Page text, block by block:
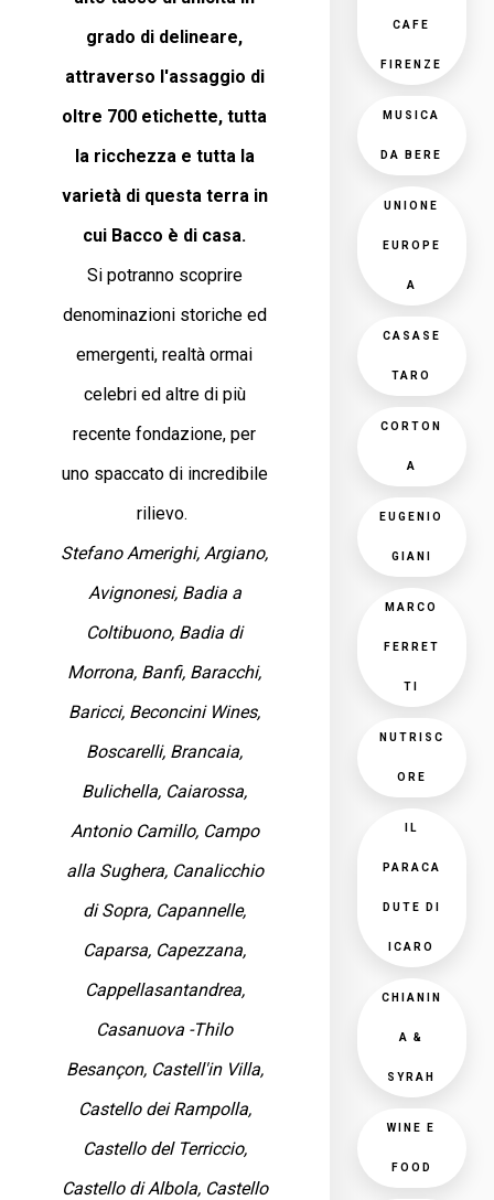
grado di delineare,
attraverso l'assaggio di
oltre 700 etichette, tutta
la ricchezza e tutta la
varietà di questa terra in
cui Bacco è di casa.
Si potranno scoprire
denominazioni storiche ed
emergenti, realtà ormai
celebri ed altre di più
recente fondazione, per
uno spaccato di incredibile
rilievo.
Stefano Amerighi, Argiano,
Avignonesi, Badia a
Coltibuono, Badia di
Morrona, Banfi, Baracchi,
Baricci, Beconcini Wines,
Boscarelli, Brancaia,
Bulichella, Caiarossa,
Antonio Camillo, Campo
alla Sughera, Canalicchio
di Sopra, Capannelle,
Caparsa, Capezzana,
Cappellasantandrea,
Casanuova -Thilo
Besançon, Castell'in Villa,
Castello dei Rampolla,
Castello del Terriccio,
Castello di Albola, Castello
CAFE
FIRENZE
MUSICA
DA BERE
UNIONE
EUROPE
A
CASASE
TARO
CORTON
A
EUGENIO
GIANI
MARCO
FERRET
TI
NUTRISC
ORE
IL
PARACA
DUTE DI
ICARO
CHIANIN
A &
SYRAH
WINE E
FOOD